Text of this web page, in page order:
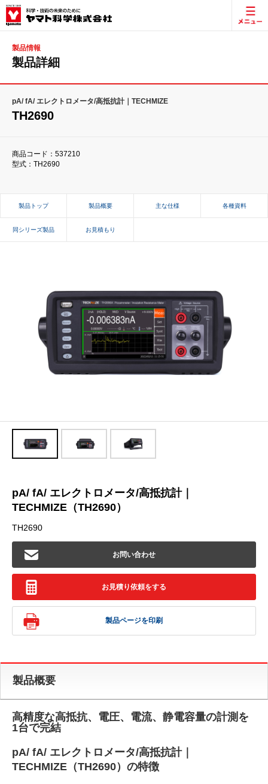
製品情報
製品詳細
pA/ fA/ エレクトロメータ/高抵抗計｜TECHMIZE
TH2690
商品コード：537210
型式：TH2690
製品トップ 製品概要 主な仕様 各種資料
同シリーズ製品 お見積もり
pA/ fA/ エレクトロメータ/高抵抗計｜
TECHMIZE（TH2690）
TH2690
お問い合わせ
お見積り依頼をする
製品ページを印刷
製品概要
高精度な高抵抗、電圧、電流、静電容量の計測を
1台で完結
pA/ fA/ エレクトロメータ/高抵抗計｜
TECHMIZE（TH2690）の特徴